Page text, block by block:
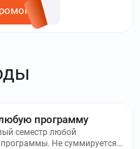
программу
семестр любой
Не суммируется с